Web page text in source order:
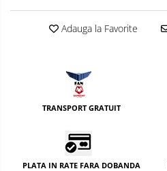
Adauga la Favorite
TRANSPORT GRATUIT
PLATA IN RATE FARA DOBANDA